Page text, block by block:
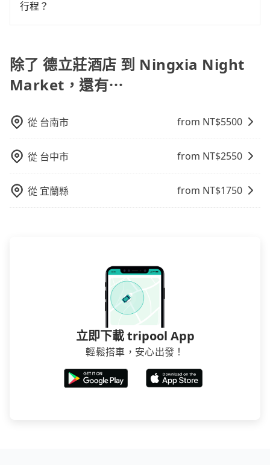
個城市到另一個城市的長途包車。
包車都有，可彈性選擇2~12小時的服務，滿足家族出
需要短時數或者單程專車服務者，敢大聲說我們價格絕
對最划算。網站上可直接挑選小轎車、休旅車、或九人
座箱型車，如需10人以上巴士，請來信洽詢。
行程？
除了 德立莊酒店 到 Ningxia Night
Market，還有⋯
從 台南市 from NT$5500
從 台中市 from NT$2550
從 宜蘭縣 from NT$1750
立即下載 tripool App
輕鬆搭車，安心出發！